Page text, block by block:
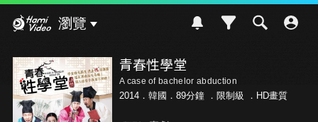
瀏覽
青春性學堂
A case of bachelor abduction
2014．韓國．89分鐘 ． 限制級 ．HD畫質